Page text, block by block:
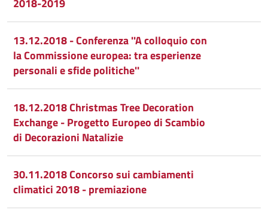
Facebook
su
Twitter
Condividi
su
Google
Plus
Condividi
Whatsapp
2018-2019
13.12.2018 - Conferenza ''A colloquio con
la Commissione europea: tra esperienze
personali e sfide politiche''
18.12.2018 Christmas Tree Decoration
Exchange - Progetto Europeo di Scambio
di Decorazioni Natalizie
30.11.2018 Concorso sui cambiamenti
climatici 2018 - premiazione